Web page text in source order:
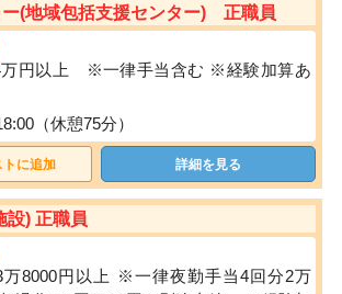
(地域包括支援センター) 正職員
万円以上 ※一律手当含む ※経験加算あ
（休憩75分）
トに追加 詳細を見る
設) 正職員
万8000円以上 ※一律夜勤手当4回分2万